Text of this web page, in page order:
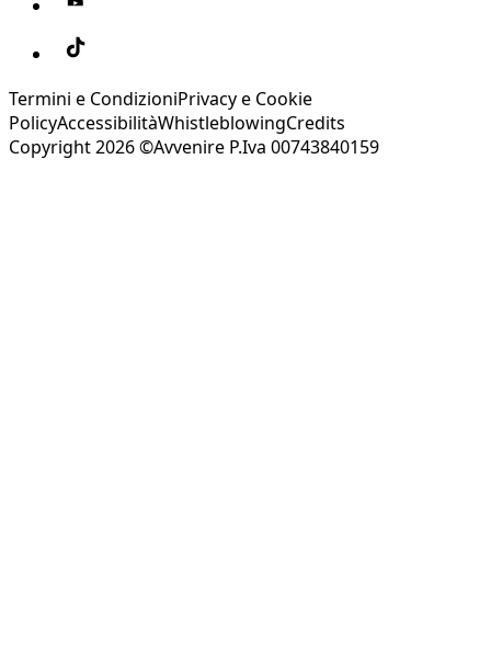
Termini e CondizioniPrivacy e Cookie
PolicyAccessibilitàWhistleblowingCredits
Copyright 2026 ©Avvenire P.Iva 00743840159